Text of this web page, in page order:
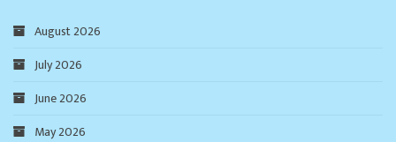
August 2026
July 2026
June 2026
May 2026